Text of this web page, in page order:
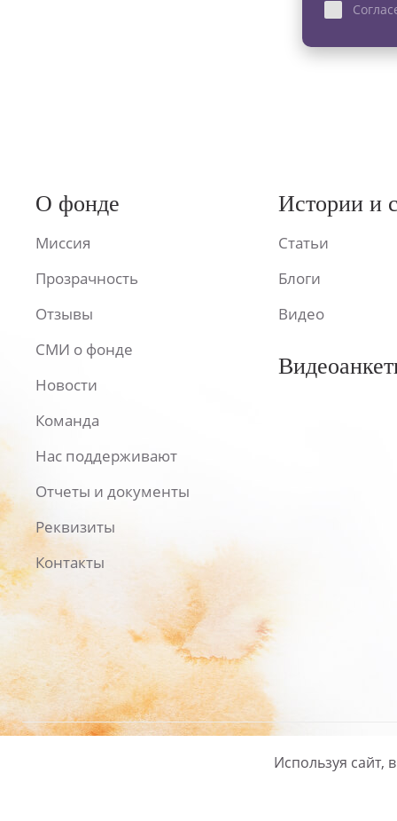
О фонде
Миссия
Прозрачность
Отзывы
СМИ о фонде
Новости
Команда
Нас поддерживают
Отчеты и документы
Реквизиты
Контакты
Истории и
Статьи
Блоги
Видео
Политика
Используя сайт,